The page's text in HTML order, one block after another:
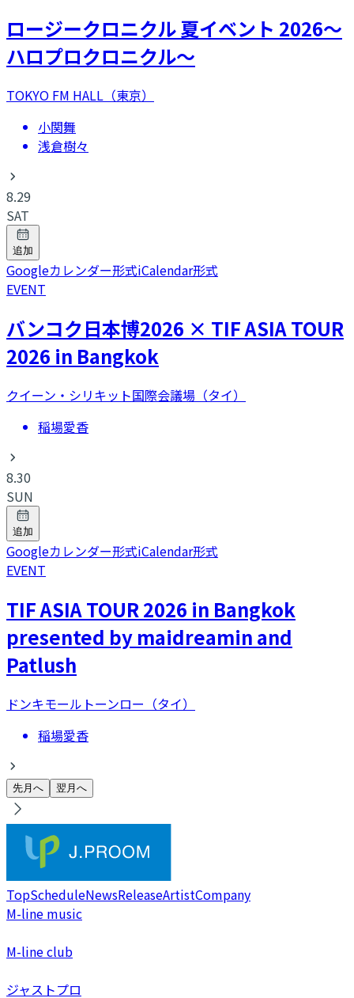
ロージークロニクル 夏イベント 2026～
ハロプロクロニクル～
TOKYO FM HALL（東京）
小関舞
浅倉樹々
8.29
SAT
追加
Googleカレンダー形式iCalendar形式
EVENT
バンコク日本博2026 × TIF ASIA TOUR
2026 in Bangkok
クイーン・シリキット国際会議場（タイ）
稲場愛香
8.30
SUN
追加
Googleカレンダー形式iCalendar形式
EVENT
TIF ASIA TOUR 2026 in Bangkok
presented by maidreamin and
Patlush
ドンキモールトーンロー（タイ）
稲場愛香
先月へ 翌月へ
TopScheduleNewsReleaseArtistCompany
M-line music
M-line club
ジャストプロ